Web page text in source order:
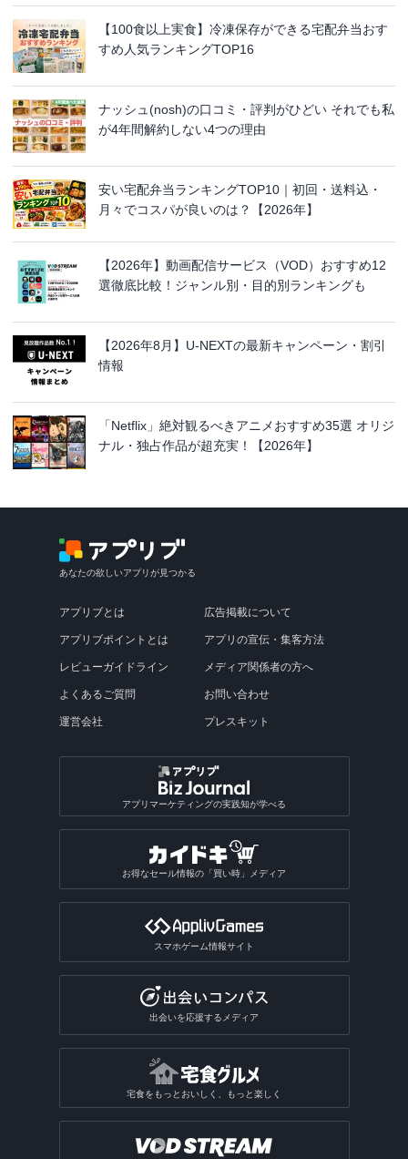
【100食以上実食】冷凍保存ができる宅配弁当おす
すめ人気ランキングTOP16
ナッシュ(nosh)の口コミ・評判がひどい それでも私
が4年間解約しない4つの理由
安い宅配弁当ランキングTOP10｜初回・送料込・
月々でコスパが良いのは？【2026年】
【2026年】動画配信サービス（VOD）おすすめ12
選徹底比較！ジャンル別・目的別ランキングも
【2026年8月】U-NEXTの最新キャンペーン・割引
情報
「Netflix」絶対観るべきアニメおすすめ35選 オリジ
ナル・独占作品が超充実！【2026年】
あなたの欲しいアプリが見つかる
アプリブとは
アプリブポイントとは
レビューガイドライン
よくあるご質問
運営会社
広告掲載について
アプリの宣伝・集客方法
メディア関係者の方へ
お問い合わせ
プレスキット
アプリマーケティングの実践知が学べる
お得なセール情報の「買い時」メディア
スマホゲーム情報サイト
出会いを応援するメディア
宅食をもっとおいしく、もっと楽しく